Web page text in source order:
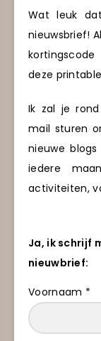
Wat leuk
nieuwsbrief!
deze
Ik zal je
mail sturen
nieuwe
iedere
activiteiten,
Ja, ik schrijf
nieuwbrief:
Voornaam *